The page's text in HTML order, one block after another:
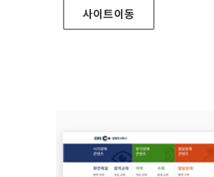
사이트이동